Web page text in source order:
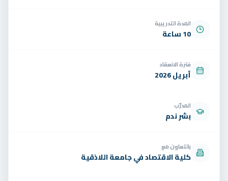
المدة التدريبية
10 ساعة
فترة الانعقاد
أبريل 2026
المدرّب
بشر ندم
بالتعاون مع
كلية الاقتصاد في جامعة اللاذقية